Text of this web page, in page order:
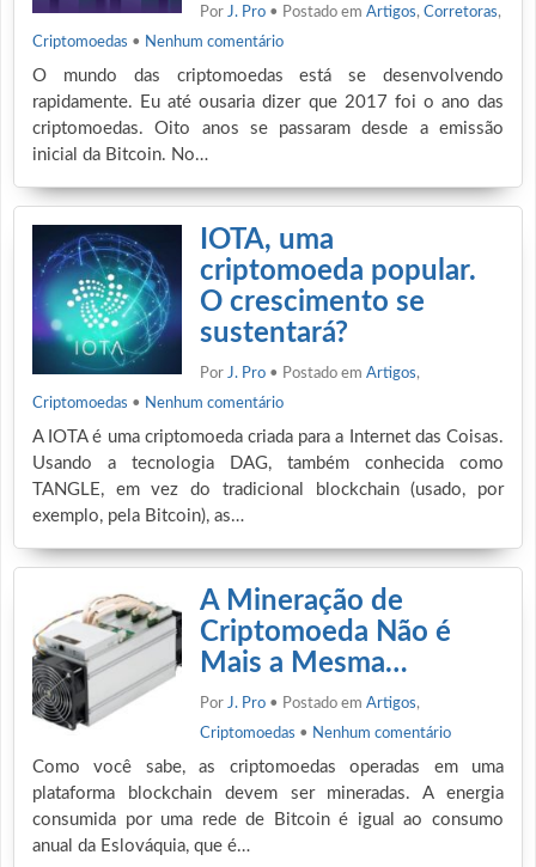
Por J. Pro • Postado em Artigos, Corretoras,
Criptomoedas • Nenhum comentário
O mundo das criptomoedas está se desenvolvendo
rapidamente. Eu até ousaria dizer que 2017 foi o ano das
criptomoedas. Oito anos se passaram desde a emissão
inicial da Bitcoin. No…
IOTA, uma
criptomoeda popular.
O crescimento se
sustentará?
Por J. Pro • Postado em Artigos,
Criptomoedas • Nenhum comentário
A IOTA é uma criptomoeda criada para a Internet das Coisas.
Usando a tecnologia DAG, também conhecida como
TANGLE, em vez do tradicional blockchain (usado, por
exemplo, pela Bitcoin), as…
A Mineração de
Criptomoeda Não é
Mais a Mesma…
Por J. Pro • Postado em Artigos,
Criptomoedas • Nenhum comentário
Como você sabe, as criptomoedas operadas em uma
plataforma blockchain devem ser mineradas. A energia
consumida por uma rede de Bitcoin é igual ao consumo
anual da Eslováquia, que é…